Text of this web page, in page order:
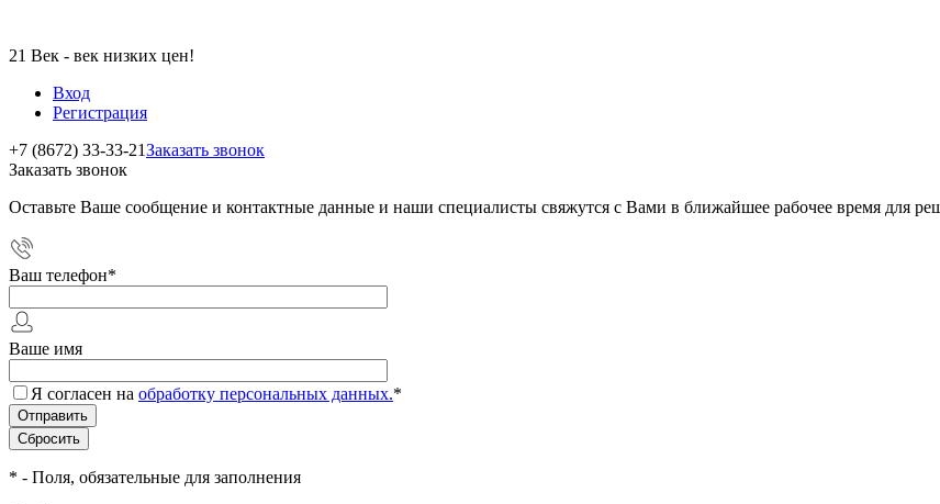
21 Век - век низких цен!
Вход
Регистрация
+7 (8672) 33-33-21Заказать звонок
Заказать звонок
Оставьте Ваше сообщение и контактные данные и наши специалисты свяжутся с Вами в ближайшее рабочее время для
Ваш телефон*
Ваше имя
Я согласен на обработку персональных данных.*
* - Поля, обязательные для заполнения